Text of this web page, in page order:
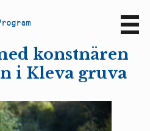
rogram
konstnären
i Kleva gruva